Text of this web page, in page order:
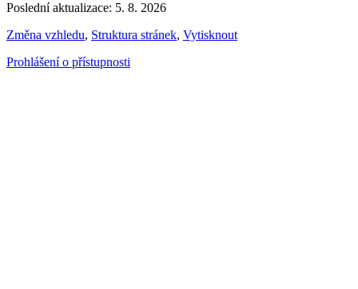
Poslední aktualizace: 5. 8. 2026
Změna vzhledu, Struktura stránek, Vytisknout
Prohlášení o přístupnosti